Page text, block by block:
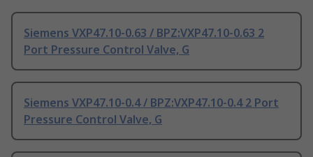
Siemens VXP47.10-0.63 / BPZ:VXP47.10-0.63 2
Port Pressure Control Valve, G
Siemens VXP47.10-0.4 / BPZ:VXP47.10-0.4 2 Port
Pressure Control Valve, G